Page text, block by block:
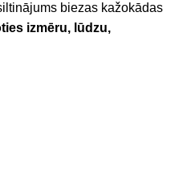
biezas kažokādas
izmēru, lūdzu,